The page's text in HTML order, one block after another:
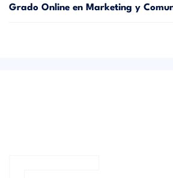
Grado Online en Marketing y